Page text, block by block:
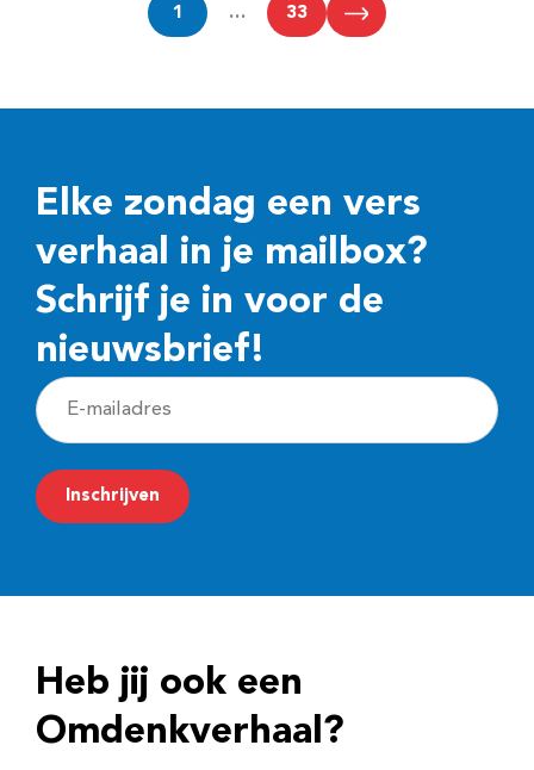
1 … 33
Elke zondag een vers
verhaal in je mailbox?
Schrijf je in voor de
nieuwsbrief!
E
-
m
a
r
e
Inschrijven
Heb jij ook een
Omdenkverhaal?